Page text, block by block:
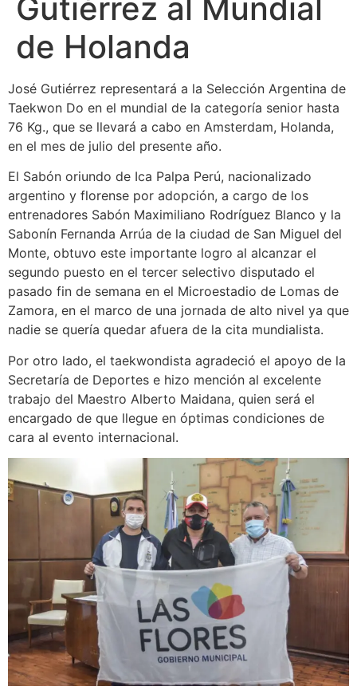
Gutiérrez al Mundial
de Holanda
José Gutiérrez representará a la Selección Argentina de
Taekwon Do en el mundial de la categoría senior hasta
76 Kg., que se llevará a cabo en Amsterdam, Holanda,
en el mes de julio del presente año.
El Sabón oriundo de Ica Palpa Perú, nacionalizado
argentino y florense por adopción, a cargo de los
entrenadores Sabón Maximiliano Rodríguez Blanco y la
Sabonín Fernanda Arrúa de la ciudad de San Miguel del
Monte, obtuvo este importante logro al alcanzar el
segundo puesto en el tercer selectivo disputado el
pasado fin de semana en el Microestadio de Lomas de
Zamora, en el marco de una jornada de alto nivel ya que
nadie se quería quedar afuera de la cita mundialista.
Por otro lado, el taekwondista agradeció el apoyo de la
Secretaría de Deportes e hizo mención al excelente
trabajo del Maestro Alberto Maidana, quien será el
encargado de que llegue en óptimas condiciones de
cara al evento internacional.